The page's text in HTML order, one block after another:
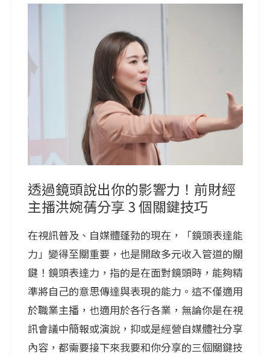
透過鏡頭說出你的影響力！前財經
主播洪婉蒨分享 3 個關鍵技巧
在視訊普及、自媒體蓬勃的現在，「鏡頭表達能
力」變得至關重要，也是開啟多元收入管道的關
鍵！鏡頭表達力，指的是在面對鏡頭時，能夠精
準將自己的意思傳達與表現的能力。這不僅適用
於職業主播，也適用於各行各業，無論你是在視
訊會議中簡報或演說，抑或是經營自媒體社分享
內容，都需要接下來我要和你分享的三個關鍵技
鏡
頭
的
影
響
力！
前
財
經
主
播
洪
婉
蒨